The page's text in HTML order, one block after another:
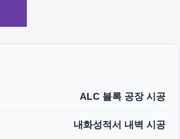
ALC 블록 공장 시공
내화성적서 내벽 시공